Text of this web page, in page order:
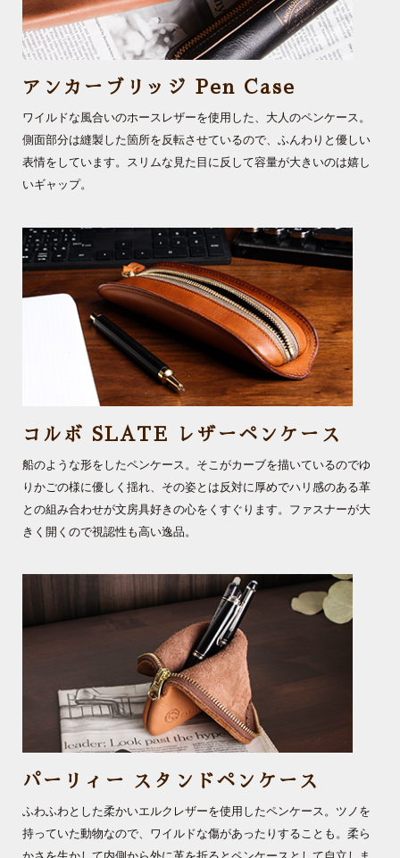
アンカーブリッジ Pen Case
ワイルドな風合いのホースレザーを使用した、大人のペンケース。
側面部分は縫製した箇所を反転させているので、ふんわりと優しい
表情をしています。スリムな見た目に反して容量が大きいのは嬉し
いギャップ。
コルボ SLATE レザーペンケース
船のような形をしたペンケース。そこがカーブを描いているのでゆ
りかごの様に優しく揺れ、その姿とは反対に厚めでハリ感のある革
との組み合わせが文房具好きの心をくすぐります。ファスナーが大
きく開くので視認性も高い逸品。
パーリィー スタンドペンケース
ふわふわとした柔かいエルクレザーを使用したペンケース。ツノを
持っていた動物なので、ワイルドな傷があったりすることも。柔ら